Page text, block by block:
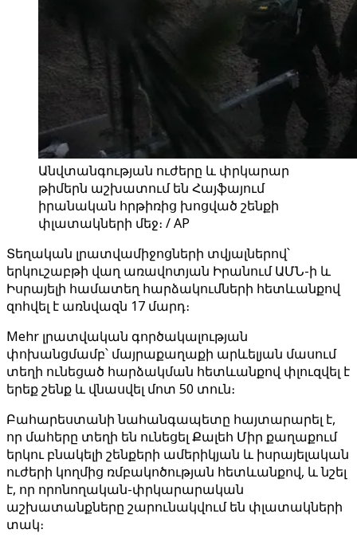
Անվտանգության ուժերը և փրկարար
թիմերն աշխատում են Հայֆայում
իրանական հրթիռից խոցված շենքի
փլատակների մեջ։ / AP
Տեղական լրատվամիջոցների տվյալներով՝
երկուշաբթի վաղ առավոտյան Իրանում ԱՄՆ-ի և
Իսրայելի համատեղ հարձակումների հետևանքով
զոհվել է առնվազն 17 մարդ։
Mehr լրատվական գործակալության
փոխանցմամբ՝ մայրաքաղաքի արևելյան մասում
տեղի ունեցած հարձակման հետևանքով փլուզվել է
երեք շենք և վնասվել մոտ 50 տուն։
Բահարեստանի նահանգապետը հայտարարել է,
որ մահերը տեղի են ունեցել Քալեհ Միր քաղաքում
երկու բնակելի շենքերի ամերիկյան և իսրայելական
ուժերի կողմից ռմբակոծության հետևանքով, և նշել
է, որ որոնողական-փրկարարական
աշխատանքները շարունակվում են փլատակների
տակ։